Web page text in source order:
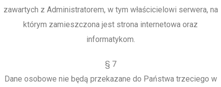
zawartych z Administratorem, w tym właścicielowi serwera, na
którym zamieszczona jest strona internetowa oraz
informatykom.
§ 7
Dane osobowe nie będą przekazane do Państwa trzeciego w